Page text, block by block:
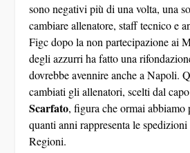
sono negativi più di una volta, una
cambiare allenatore, staff tecnico e
Figc dopo la non partecipazione ai
degli azzurri ha fatto una
dovrebbe avennire anche a Napoli.
cambiati gli allenatori, scelti dal
Scarfato, figura che ormai abbiamo
quanti anni rappresenta le
Regioni.